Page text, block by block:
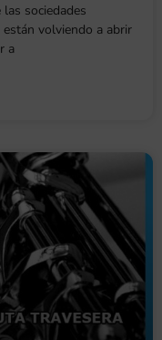
sociedades
volviendo a abrir
a